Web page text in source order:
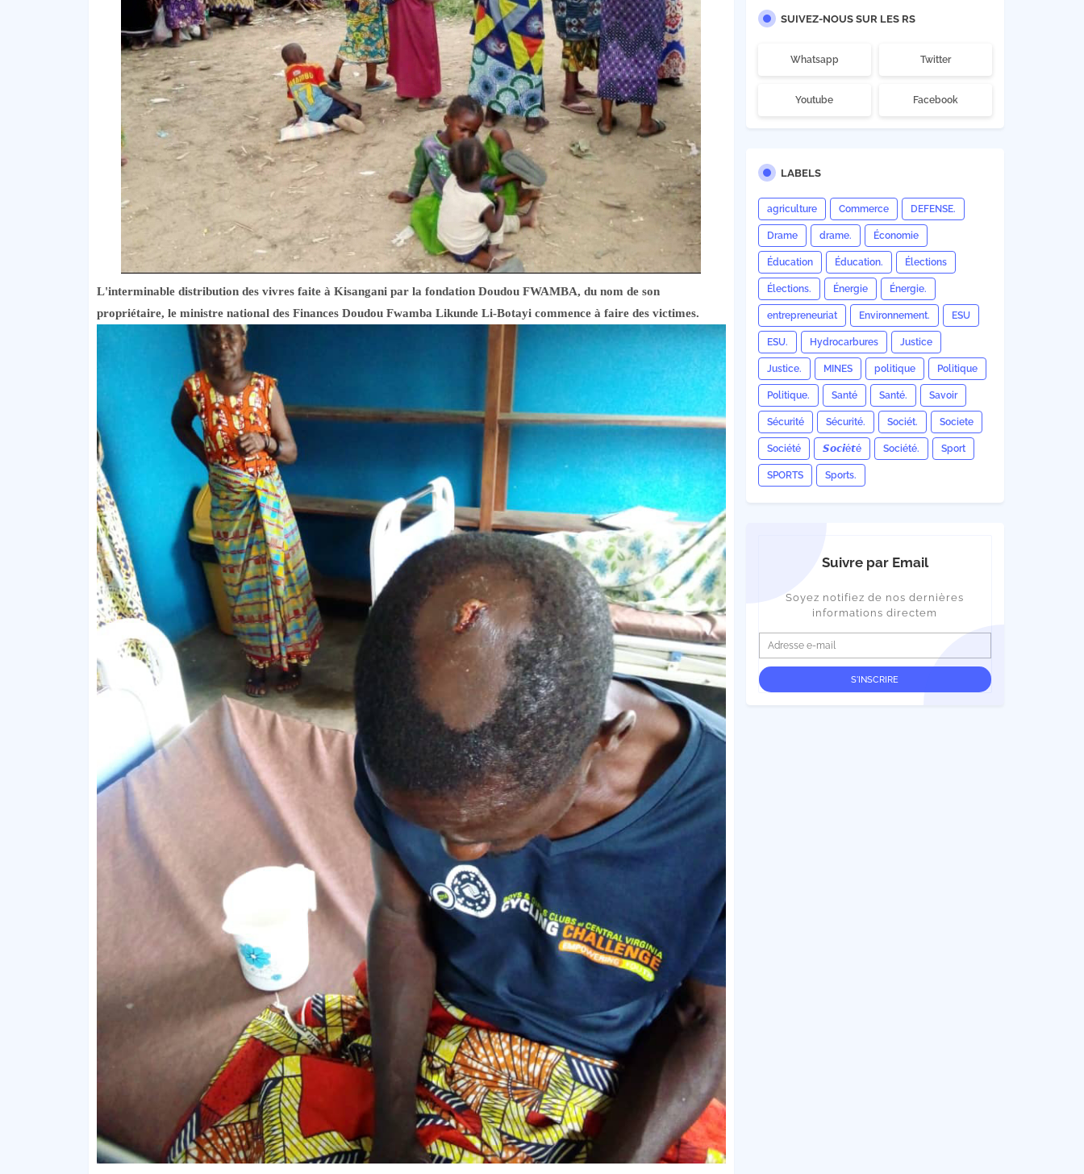
L'interminable distribution des vivres faite à Kisangani par la fondation Doudou FWAMBA, du nom de son
propriétaire, le ministre national des Finances Doudou Fwamba Likunde Li-Botayi commence à faire des victimes.
SUIVEZ-NOUS SUR LES RS
Whatsapp Twitter
Youtube Facebook
LABELS
agriculture Commerce DEFENSE.
Drame drame. Économie
Éducation Éducation. Élections
Élections. Énergie Énergie.
entrepreneuriat Environnement. ESU
ESU. Hydrocarbures Justice
Justice. MINES politique Politique
Politique. Santé Santé. Savoir
Sécurité Sécurité. Sociét. Societe
Société 𝙎𝙤𝙘𝙞é𝙩é Société. Sport
SPORTS Sports.
Suivre par Email
Soyez notifiez de nos dernières
informations directem